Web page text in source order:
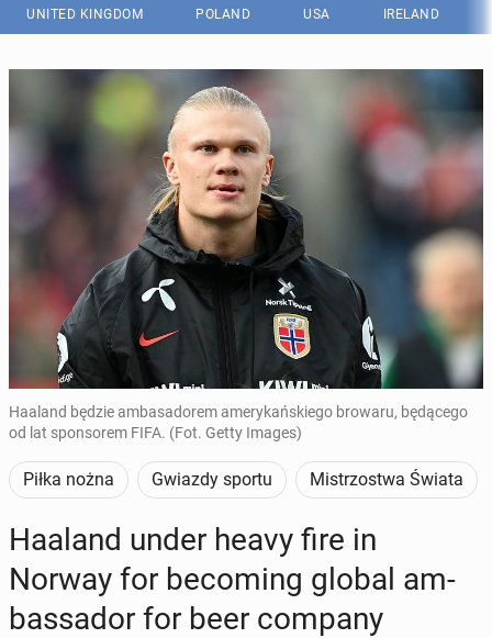
UNITED KINGDOM POLAND USA IRELAND
Haaland będzie ambasadorem amerykańskiego browaru, będącego
od lat sponsorem FIFA. (Fot. Getty Images)
Piłka nożna Gwiazdy sportu Mistrzostwa Świata
Haaland under heavy fire in
Norway for be­com­ing global am­
bas­sador for beer company